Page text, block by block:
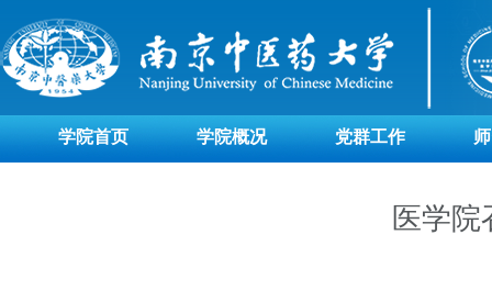
学院首页 学院概况 党群工作
医学